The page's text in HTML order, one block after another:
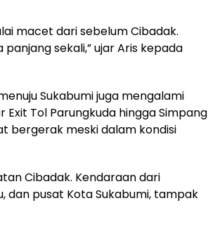
macet dari sebelum Cibadak.
sekali,” ujar Aris kepada
Sukabumi juga mengalami
Tol Parungkuda hingga Simpang
bergerak meski dalam kondisi
Cibadak. Kendaraan dari
dan pusat Kota Sukabumi, tampak